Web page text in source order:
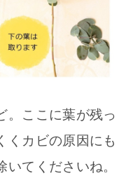
。ここに葉が残っ
くカビの原因にも
てくださいね。